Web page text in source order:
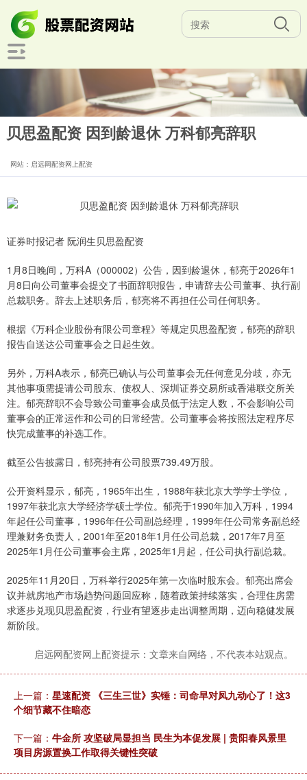
贝思盈配资 因到龄退休 万科郁亮辞职
网站：启远网配资网上配资
证券时报记者 阮润生贝思盈配资
1月8日晚间，万科A（000002）公告，因到龄退休，郁亮于2026年1
月8日向公司董事会提交了书面辞职报告，申请辞去公司董事、执行副
总裁职务。辞去上述职务后，郁亮将不再担任公司任何职务。
根据《万科企业股份有限公司章程》等规定贝思盈配资，郁亮的辞职
报告自送达公司董事会之日起生效。
另外，万科A表示，郁亮已确认与公司董事会无任何意见分歧，亦无
其他事项需提请公司股东、债权人、深圳证券交易所或香港联交所关
注。郁亮辞职不会导致公司董事会成员低于法定人数，不会影响公司
董事会的正常运作和公司的日常经营。公司董事会将按照法定程序尽
快完成董事的补选工作。
截至公告披露日，郁亮持有公司股票739.49万股。
公开资料显示，郁亮，1965年出生，1988年获北京大学学士学位，
1997年获北京大学经济学硕士学位。郁亮于1990年加入万科，1994
年起任公司董事，1996年任公司副总经理，1999年任公司常务副总经
理兼财务负责人，2001年至2018年1月任公司总裁，2017年7月至
2025年1月任公司董事会主席，2025年1月起，任公司执行副总裁。
2025年11月20日，万科举行2025年第一次临时股东会。郁亮出席会
议并就房地产市场趋势问题回应称，随着政策持续落实，合理住房需
求逐步兑现贝思盈配资，行业有望逐步走出调整周期，迈向稳健发展
新阶段。
启远网配资网上配资提示：文章来自网络，不代表本站观点。
上一篇： 星速配资 《三生三世》实锤：司命早对凤九动心了！这3
个细节藏不住暗恋
下一篇： 牛金所 攻坚破局显担当 民生为本促发展 | 贵阳春风景里
项目房源置换工作取得关键性突破